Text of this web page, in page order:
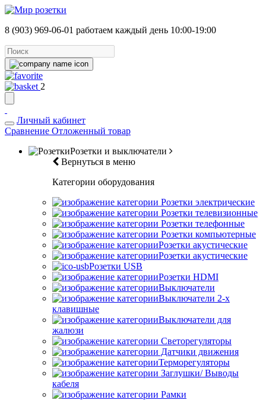
8 (903) 969-06-01 работаем каждый день 10:00-19:00
2
Личный кабинет
Сравнение Отложенный товар
Розетки и выключатели
Вернуться в меню
Категории оборудования
Розетки электрические
Розетки телевизионные
Розетки телефонные
Розетки компьютерные
Розетки акустические
Розетки акустические
Розетки USB
Розетки HDMI
Выключатели
Выключатели 2-х
клавишные
Выключатели для
жалюзи
Светорегуляторы
Датчики движения
Терморегуляторы
Заглушки/ Выводы
кабеля
Рамки